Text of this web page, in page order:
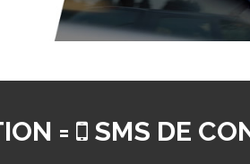
= SMS DE